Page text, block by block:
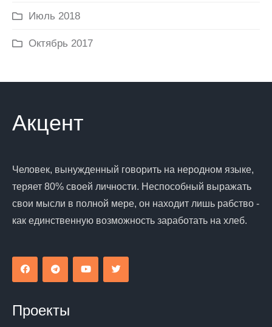
Июль 2018
Октябрь 2017
Акцент
Человек, вынужденный говорить на неродном языке,
теряет 80% своей личности. Неспособный выражать
свои мысли в полной мере, он находит лишь рабство -
как единственную возможность заработать на хлеб.
Проекты